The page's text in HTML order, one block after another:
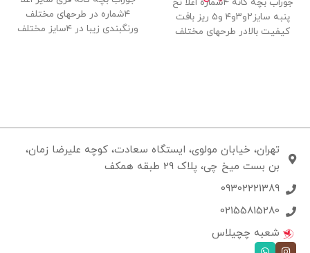
پنبه سایز۲و۳و۴ و۵ ریز بافت
کیفیت بالادر طرحهای مختلف
۴شماره در طرحهای مختلف
ورنگبندی زیبا در ۴سایز مختلف
تهران، خیابان مولوی، ایستگاه سعادت، کوچه علیرضا زمان،
بن بست میخ چی، پلاک 29 طبقه همکف
09302221389
02155815280
شعبه چچیلاس